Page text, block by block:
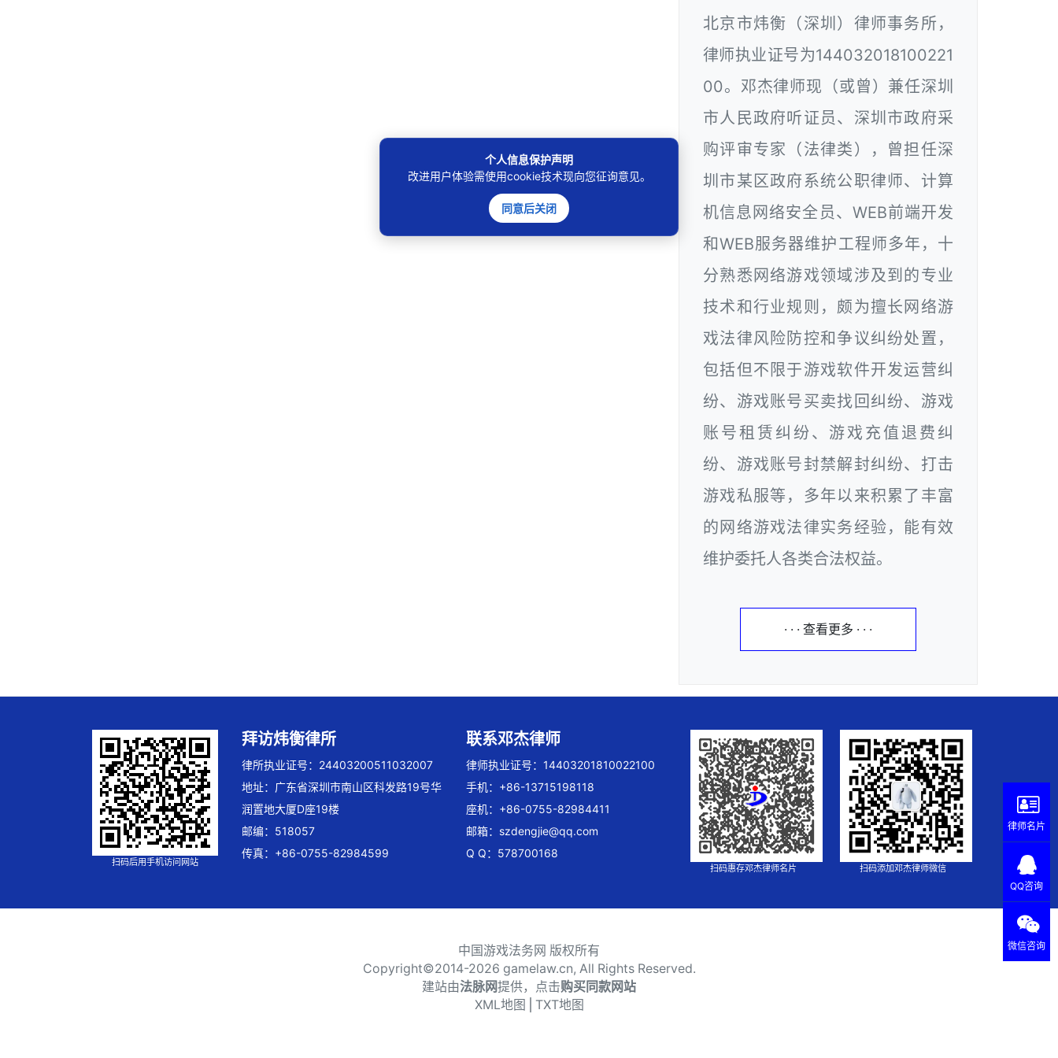
北京市炜衡（深圳）律师事务所，
律师执业证号为144032018100221
00。邓杰律师现（或曾）兼任深圳
市人民政府听证员、深圳市政府采
购评审专家（法律类），曾担任深
圳市某区政府系统公职律师、计算
机信息网络安全员、WEB前端开发
和WEB服务器维护工程师多年，十
分熟悉网络游戏领域涉及到的专业
技术和行业规则，颇为擅长网络游
戏法律风险防控和争议纠纷处置，
包括但不限于游戏软件开发运营纠
纷、游戏账号买卖找回纠纷、游戏
账号租赁纠纷、游戏充值退费纠
纷、游戏账号封禁解封纠纷、打击
游戏私服等，多年以来积累了丰富
的网络游戏法律实务经验，能有效
维护委托人各类合法权益。
· · · 查看更多 · · ·
扫码后用手机访问网站
拜访炜衡律所
律所执业证号：24403200511032007
地址：广东省深圳市南山区科发路19号华
润置地大厦D座19楼
邮编：518057
传真：+86-0755-82984599
联系邓杰律师
律师执业证号：14403201810022100
手机：+86-13715198118
座机：+86-0755-82984411
邮箱： szdengjie@qq.com
Q Q：578700168
扫码惠存邓杰律师名片 扫码添加邓杰律师微信
中国游戏法务网 版权所有
Copyright©2014-2026 gamelaw.cn, All Rights Reserved.
建站由法脉网提供，点击购买同款网站
个人信息保护声明
改进用户体验需使用cookie技术现向您征询意见。
同意后关闭
XML地图 TXT地图
律师名片
QQ咨询
微信咨询